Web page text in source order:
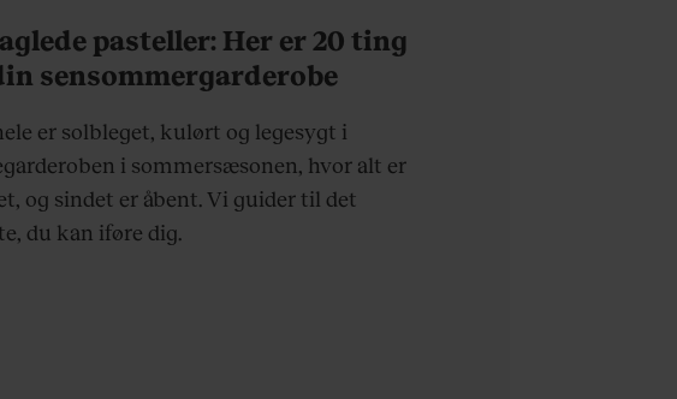
pasteller: Her er 20 ting
sensommergarderobe
er solbleget, kulørt og legesygt i
i sommersæsonen, hvor alt er
og sindet er åbent. Vi guider til det
du kan iføre dig.